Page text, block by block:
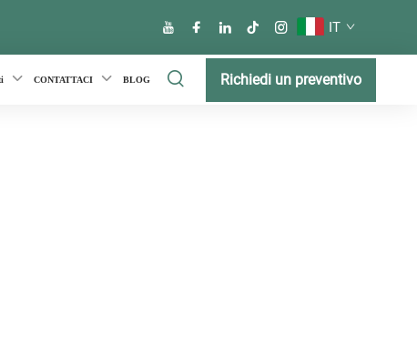
IT
CONTATTACI BLOG Richiedi un preventivo